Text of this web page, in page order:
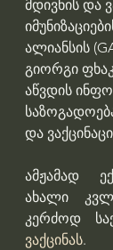
მდივნის და
ალიანსის
გიორგი
აწვდის
და
ამჟამად
ახალი
კერძოდ
ვაქცინას.